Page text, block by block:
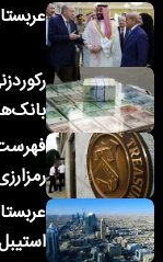
بانک‌ها